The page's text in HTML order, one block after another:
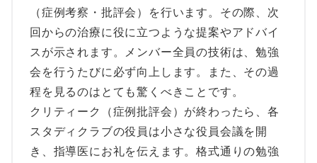
（症例考察・批評会）を行います。その際、次
回からの治療に役に立つような提案やアドバイ
スが示されます。メンバー全員の技術は、勉強
会を行うたびに必ず向上します。また、その過
程を見るのはとても驚くべきことです。
クリティーク（症例批評会）が終わったら、各
スタディクラブの役員は小さな役員会議を開
き、指導医にお礼を伝えます。格式通りの勉強